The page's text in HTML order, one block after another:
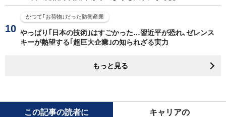
かつて｢お荷物｣だった防衛産業
やっぱり｢日本の技術｣はすごかった…習近平が恐れ､ゼレンス
キーが熱望する｢超巨大企業｣の知られざる実力
もっと見る
この記事の読者に
キャリアの